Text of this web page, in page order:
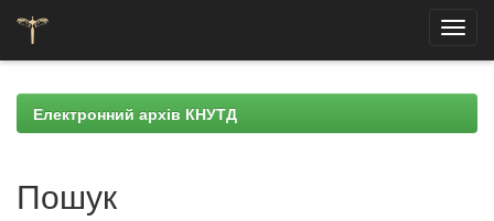
navigationЕлектронний архів КНУТД
Пошук